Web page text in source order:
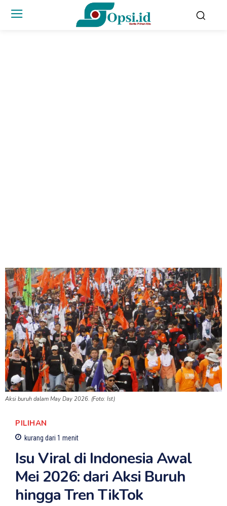
Aksi buruh dalam May Day 2026. (Foto: Ist)
PILIHAN
kurang dari 1 menit
Isu Viral di Indonesia Awal
Mei 2026: dari Aksi Buruh
hingga Tren TikTok